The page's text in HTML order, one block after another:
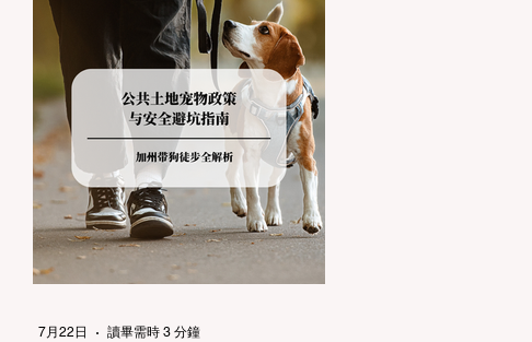
（CHP）劝返，更可能在冰雪路面上引
发严重的安全事故。本文将为您系统解
析加州的防滑链政策，帮助您明确自己
的车型在不同路况下的具体要求，并为
出行做好充足准备。 一、 核心概念：看
懂加州 R1, R2, R3 管制级别 当恶劣天气
来袭，加州交通局会在公路上启动防滑
链管制，并通过电子路牌指示当前的管
制级别。加州采用三个递进的级别（R1
至R3）来规范通行车辆： R1 管制
(Requirement 1) 规定内容： 所有车辆必
须安装防滑链。 豁免条件： 乘用车
（Light Trucks）只要配备了雪地轮胎
7月22日 讀畢需時 3 分鐘